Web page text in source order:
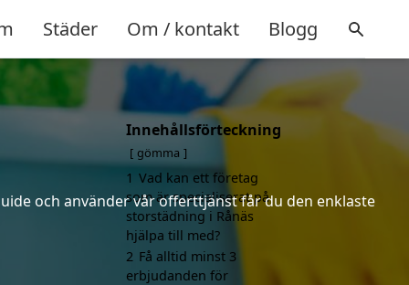
Städer Om / kontakt Blogg
och använder vår offerttjänst får du den enklaste
Innehållsförteckning
gömma
1 Vad kan ett företag
som är specialiserat på
storstädning i Rånäs
hjälpa till med?
2 Få alltid minst 3
erbjudanden för